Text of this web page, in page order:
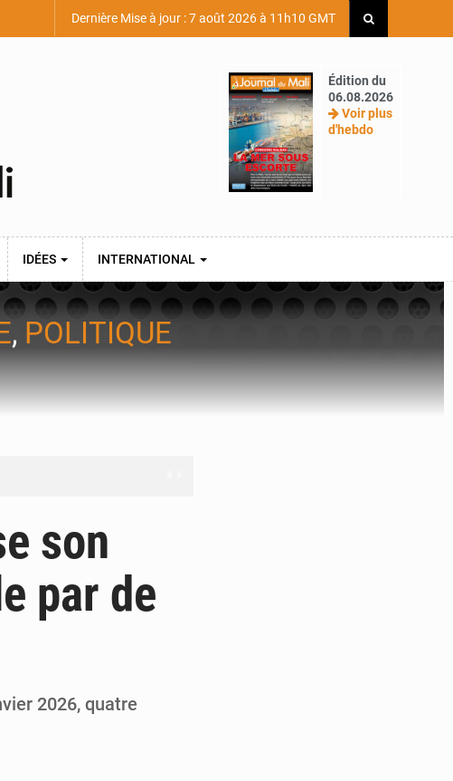
Dernière Mise à jour : 7 août 2026 à 11h10 GMT
Édition du
06.08.2026
Voir plus
d'hebdo
IDÉES INTERNATIONAL
, POLITIQUE
sahélien
couronne à Abidjan
son
par de
2026, quatre